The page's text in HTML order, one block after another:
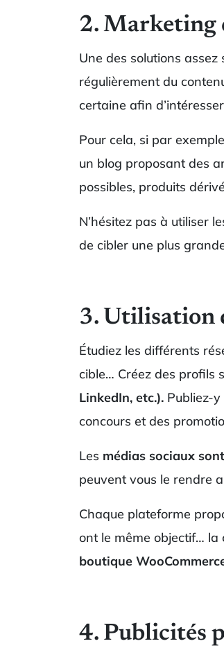
2. Marketing
Une des solutions
régulièrement du
certaine afin
Pour cela, si par
un blog proposant des
possibles, produits
N’hésitez pas à utiliser
de cibler une plus
3. Utilisation
Étudiez les différents
cible… Créez des profils
LinkedIn, etc.). Publiez-
concours et des
Les médias sociaux
peuvent vous le rendre
Chaque plateforme
ont le même objectif… la
boutique
4. Publicités